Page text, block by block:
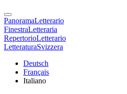
PanoramaLetterario
FinestraLetteraria
RepertorioLetterario
LetteraturaSvizzera
Deutsch
Français
Italiano